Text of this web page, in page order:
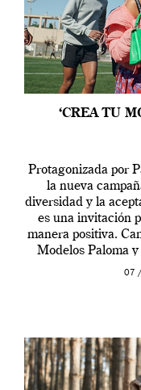
‘CREA TU
Protagonizada por
la nueva
diversidad y la
es una invitación
manera positiva.
Modelos Paloma
outfit,
07